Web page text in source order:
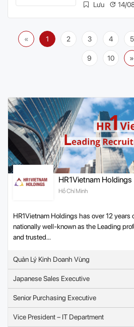
Lưu
14/
« 1 2 3 4 5
9 10 »
HR1Vietnam Holdings
Hồ Chí Minh
HR1Vietnam Holdings has over 12 years
nationally well-known as the Leading
and trusted...
Quản Lý Kinh Doanh Vùng
Japanese Sales Executive
Senior Purchasing Executive
Vice President – IT Department